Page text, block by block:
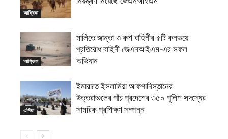
আফ্রিকা
আফ্রিকা
মালিতে জান্তা ও রুশ বাহিনীর ৫টি কনভয়ে
প্রতিরোধ বাহিনী জেএনআইএম-এর সফল
অভিযান
এশিয়া
ইমারাতে ইসলামিয়া আফগানিস্তানের
উত্তরাঞ্চলের পাঁচ প্রদেশের ৩৫০ পুলিশ সদস্যের
সামরিক প্রশিক্ষণ সম্পন্ন